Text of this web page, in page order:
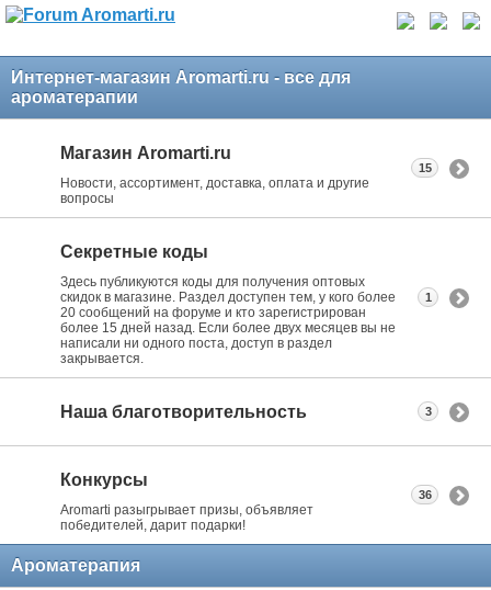
Интернет-магазин Aromarti.ru - все для
ароматерапии
Магазин Aromarti.ru
Новости, ассортимент, доставка, оплата и другие
вопросы
15
Секретные коды
Здесь публикуются коды для получения оптовых
скидок в магазине. Раздел доступен тем, у кого более
20 сообщений на форуме и кто зарегистрирован
более 15 дней назад. Если более двух месяцев вы не
написали ни одного поста, доступ в раздел
закрывается.
1
Наша благотворительность 3
Конкурсы
Aromarti разыгрывает призы, объявляет
победителей, дарит подарки!
36
Ароматерапия